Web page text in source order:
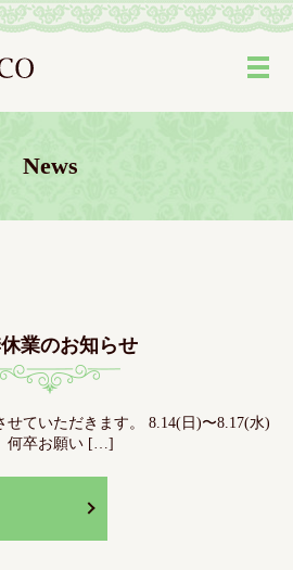
メ
News
業のお知らせ
ていただきます。 8.14(日)〜8.17(水)
何卒お願い […]